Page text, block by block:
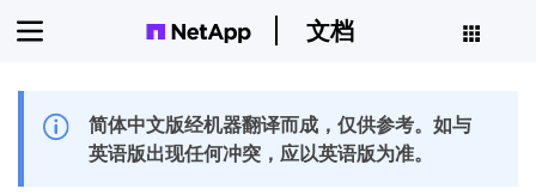
文档
简体中文版经机器翻译而成，仅供参考。如与
英语版出现任何冲突，应以英语版为准。